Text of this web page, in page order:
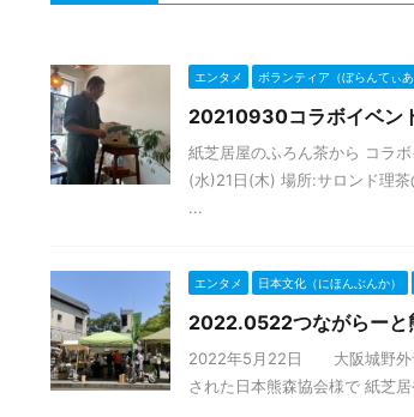
エンタメ ボランティア（ぼらんてぃあ
20210930コラボイベン
紙芝居屋のふろん茶から コラ
(水)21日(木) 場所:サロンド理
...
エンタメ 日本文化（にほんぶんか）
2022.0522つながらーと
2022年5月22日 大阪城野外
された日本熊森協会様で 紙